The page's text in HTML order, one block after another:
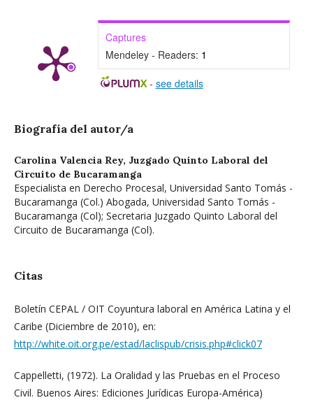
Captures
Mendeley - Readers: 1
- see details
Biografía del autor/a
Carolina Valencia Rey, Juzgado Quinto Laboral del
Circuito de Bucaramanga
Especialista en Derecho Procesal, Universidad Santo Tomás -
Bucaramanga (Col.) Abogada, Universidad Santo Tomás -
Bucaramanga (Col); Secretaria Juzgado Quinto Laboral del
Circuito de Bucaramanga (Col).
Citas
Boletín CEPAL / OIT Coyuntura laboral en América Latina y el
Caribe (Diciembre de 2010), en:
http://white.oit.org.pe/estad/laclispub/crisis.php#click07
Cappelletti, (1972). La Oralidad y las Pruebas en el Proceso
Civil. Buenos Aires: Ediciones Jurídicas Europa-América)